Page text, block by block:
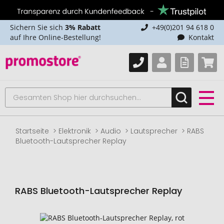
Sichern Sie sich 3% Rabatt
auf Ihre Online-Bestellung!
+49(0)201 94 618 0
Kontakt
Startseite Elektronik Audio Lautsprecher
RABS
Bluetooth-Lautsprecher Replay
RABS Bluetooth-Lautsprecher Replay